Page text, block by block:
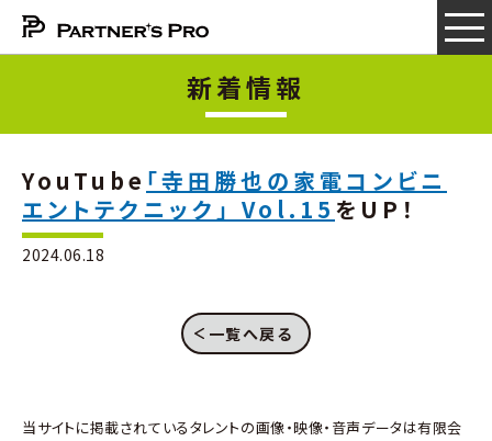
新着情報
YouTube 「寺田勝也の家電コンビニ
エントテクニック」 Vol.15 をUP！
2024.06.18
一覧へ戻る
当サイトに掲載されているタレントの画像・映像・音声データは有限会